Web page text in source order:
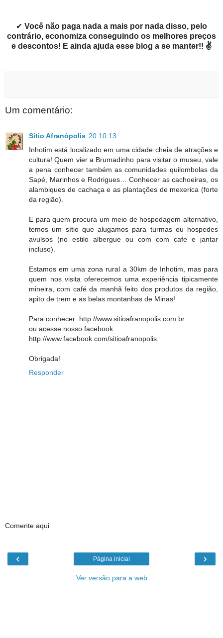
✔ Você não paga nada a mais por nada disso, pelo
contrário, economiza conseguindo os melhores preços
e descontos! E ainda ajuda esse blog a se manter!! ✌
Um comentário:
Sitio Afranópolis 20.10.13
Inhotim está localizado em uma cidade cheia de atrações e
cultura! Quem vier a Brumadinho para visitar o museu, vale
a pena conhecer também as comunidades quilombolas da
Sapé, Marinhos e Rodrigues… Conhecer as cachoeiras, os
alambiques de cachaça e as plantações de mexerica (forte
da região).
E para quem procura um meio de hospedagem alternativo,
temos um sítio que alugamos para turmas ou hospedes
avulsos (no estilo albergue ou com com cafe e jantar
incluso).
Estamos em uma zona rural a 30km de Inhotim, mas para
quem nos visita oferecemos uma experiência tipicamente
mineira, com café da manhã feito dos produtos da região,
apito de trem e as belas montanhas de Minas!
Para conhecer: http://www.sitioafranopolis.com.br
ou acesse nosso facebook
http://www.facebook.com/sitioafranopolis.
Obrigada!
Responder
Comente aqui
‹ ›
Página inicial
Ver versão para a web